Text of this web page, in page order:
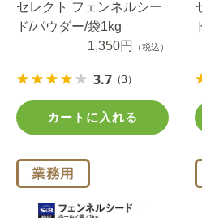
セレクト フェンネルシー
ド/パウダー/袋1kg
1,350円
（税込）
3.7 （3）
カートに入れる